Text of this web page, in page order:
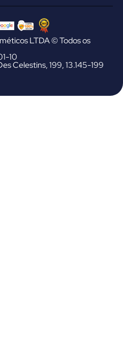
LTDA © Todos os
10
Celestins, 199, 13.145-199